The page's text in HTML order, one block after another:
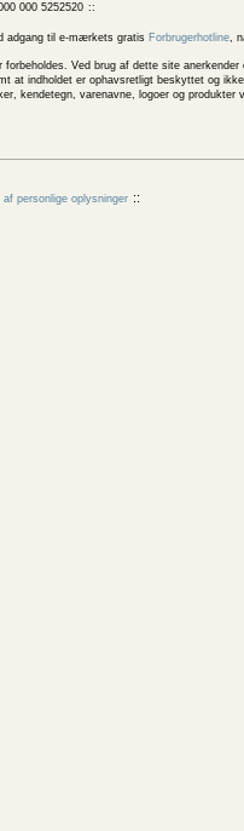
000 5252520
adgang til e-mærkets gratis Forbrugerhotline,
Ved brug af dette site
at indholdet er ophavsretligt beskyttet og
kendetegn, varenavne, logoer og
af personlige oplysninger